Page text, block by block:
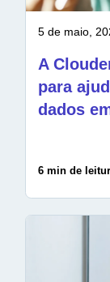
5 de maio,
A
para
dados
6 min de